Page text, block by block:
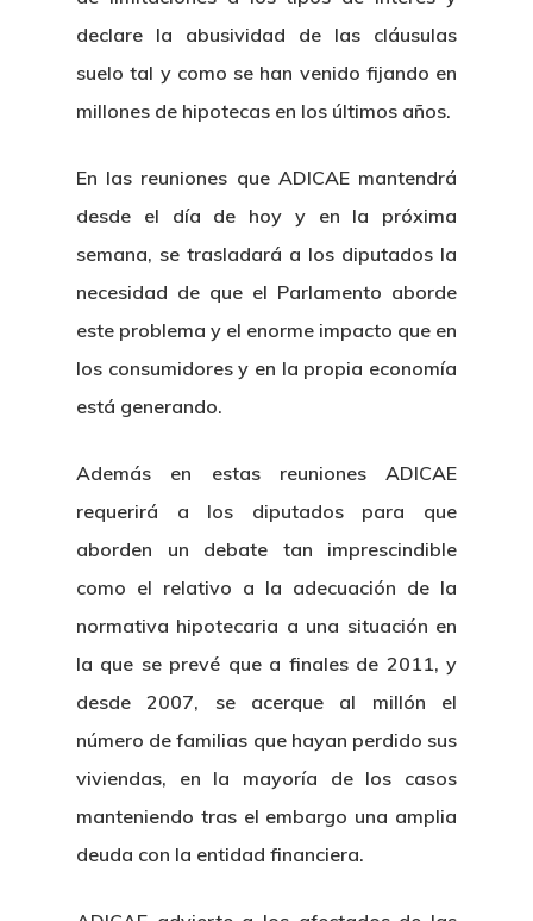
declare la abusividad de las cláusulas
suelo tal y como se han venido fijando en
millones de hipotecas en los últimos años.
En las reuniones que ADICAE mantendrá
desde el día de hoy y en la próxima
semana, se trasladará a los diputados la
necesidad de que el Parlamento aborde
este problema y el enorme impacto que en
los consumidores y en la propia economía
está generando.
Además en estas reuniones ADICAE
requerirá a los diputados para que
aborden un debate tan imprescindible
como el relativo a la adecuación de la
normativa hipotecaria a una situación en
la que se prevé que a finales de 2011, y
desde 2007, se acerque al millón el
número de familias que hayan perdido sus
viviendas, en la mayoría de los casos
manteniendo tras el embargo una amplia
deuda con la entidad financiera.